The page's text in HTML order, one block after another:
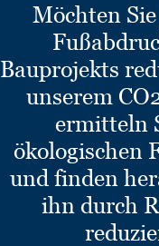
Möchten
Bauprojekts
unserem
ermitteln
ökologischen
und finden
ihn durch